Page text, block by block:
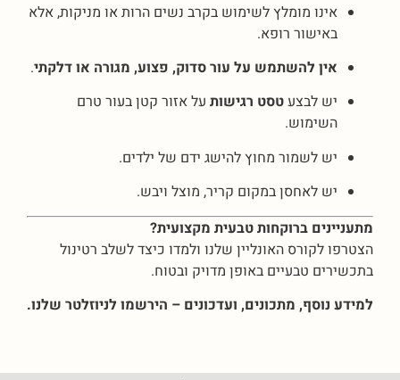
אינו מומלץ לשימוש בקרב נשים הרות או מניקות, אלא
באישור רופא.
אין להשתמש על עור סדוק, פצוע, מגורה או דלקתי.
יש לבצעטסט רגישות על אזור קטן בעור טרם
השימוש.
יש לשמור מחוץ להישג ידם של ילדים.
יש לאחסן במקום קריר, מוצל ויבש.
מתעניינים ברוקחות טבעית מקצועית?
הצטרפו לקורס האונליין שלנו ולמדו כיצד לשלב רטינול
בתכשירים טבעיים באופן מדויק ובטוח.
למידע נוסף, מתכונים, ועדכונים – הירשמו לניוזלטר שלנו.